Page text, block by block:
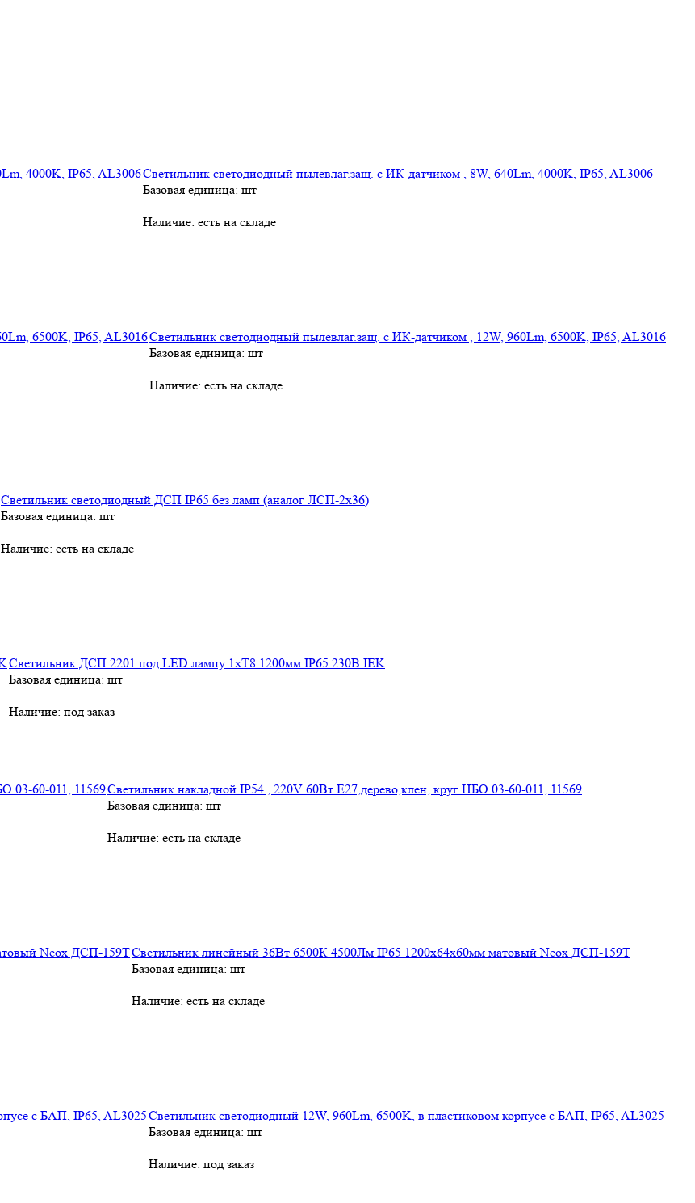
Светильник светодиодный пылевлаг.защ. c ИК-датчиком , 8W, 640Lm, 4000K, IP65, AL3006
Базовая единица: шт
Наличие: есть на складе
Светильник светодиодный пылевлаг.защ. c ИК-датчиком , 12W, 960Lm, 6500K, IP65, AL3016
Базовая единица: шт
Наличие: есть на складе
Светильник светодиодный ДСП IP65 без ламп (аналог ЛСП-2х36)
Базовая единица: шт
Наличие: есть на складе
Светильник ДСП 2201 под LED лампу 1хT8 1200мм IP65 230В IEK
Базовая единица: шт
Наличие: под заказ
Светильник накладной IP54 , 220V 60Вт Е27,дерево,клен, круг НБО 03-60-011, 11569
Базовая единица: шт
Наличие: есть на складе
Светильник линейный 36Вт 6500К 4500Лм IP65 1200х64х60мм матовый Neox ДСП-159Т
Базовая единица: шт
Наличие: есть на складе
Светильник светодиодный 12W, 960Lm, 6500K, в пластиковом корпусе с БАП, IP65, AL3025
Базовая единица: шт
Наличие: под заказ